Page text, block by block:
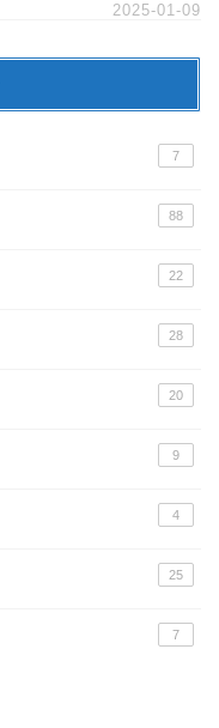
2025-01-09
7
88
22
28
20
9
4
25
7